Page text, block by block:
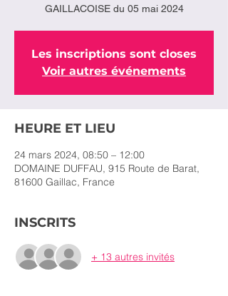
GAILLACOISE du 05 mai 2024
Les inscriptions sont closes
Voir autres événements
HEURE ET LIEU
24 mars 2024, 08:50 – 12:00
DOMAINE DUFFAU, 915 Route de Barat,
81600 Gaillac, France
INSCRITS
+ 13 autres invités